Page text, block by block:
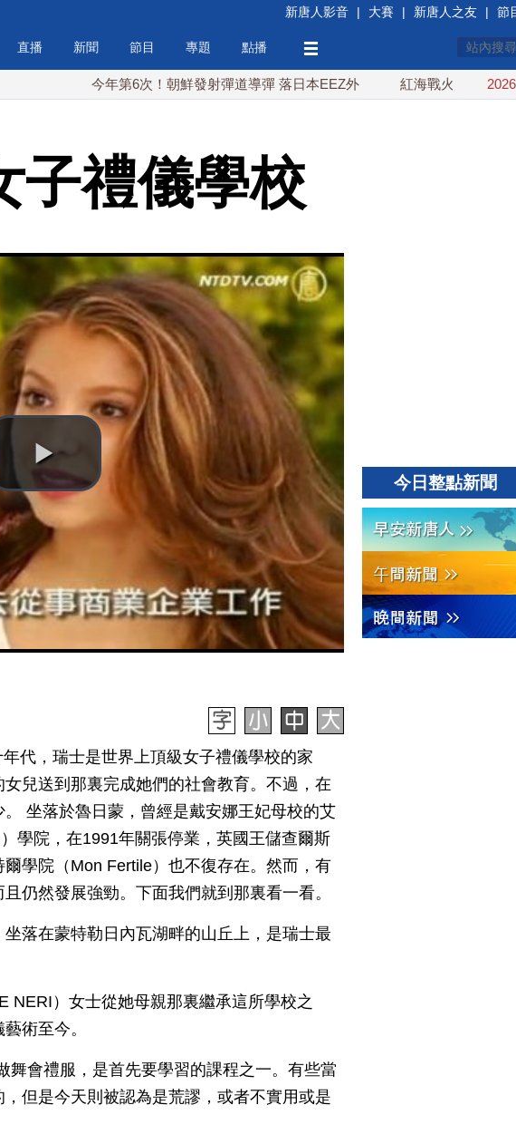
新唐人影音 | 大賽 | 新唐人之友 | 節
直播 新聞 節目 專題 點播
今年第6次！朝鮮發射彈道導彈 落日本EEZ外 紅海戰火續升溫 也門胡塞武
子禮儀學校
代，瑞士是世界上頂級女子禮儀學校的家
兒送到那裏完成她們的社會教育。不過，在
坐落於魯日蒙，曾經是戴安娜王妃母校的艾
學院，在1991年關張停業，英國王儲查爾斯
學院（Mon Fertile）也不復存在。然而，有
仍然發展強勁。下面我們就到那裏看一看。
落在蒙特勒日內瓦湖畔的山丘上，是瑞士最
NERI）女士從她母親那裏繼承這所學校之
術至今。
舞會禮服，是首先要學習的課程之一。有些當
但是今天則被認為是荒謬，或者不實用或是
今日整點新聞